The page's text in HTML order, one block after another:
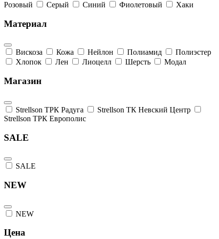
Розовый
Серый Синий Фиолетовый Хаки
Материал
Вискоза Кожа Нейлон Полиамид
Полиэстер
Хлопок
Лен Лиоцелл Шерсть Модал
Магазин
Strellson ТРК Радуга
Strellson ТК Невский Центр
Strellson ТРК Европолис
SALE
SALE
NEW
NEW
Цена